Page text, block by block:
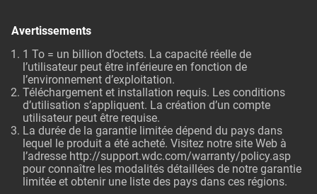
Avertissements
1 To = un billion d’octets. La capacité réelle de
l’utilisateur peut être inférieure en fonction de
l’environnement d’exploitation.
Téléchargement et installation requis. Les conditions
d’utilisation s’appliquent. La création d’un compte
utilisateur peut être requise.
La durée de la garantie limitée dépend du pays dans
lequel le produit a été acheté. Visitez notre site Web à
l’adresse http://support.wdc.com/warranty/policy.asp
pour connaître les modalités détaillées de notre garantie
limitée et obtenir une liste des pays dans ces régions.